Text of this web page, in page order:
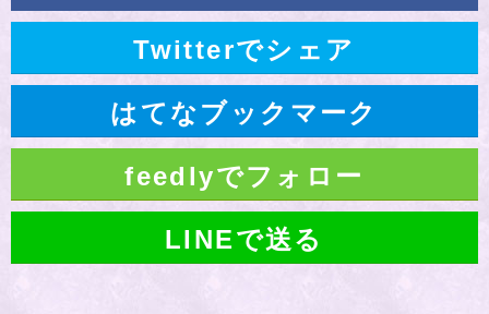
Twitterでシェア
はてなブックマーク
feedlyでフォロー
LINEで送る